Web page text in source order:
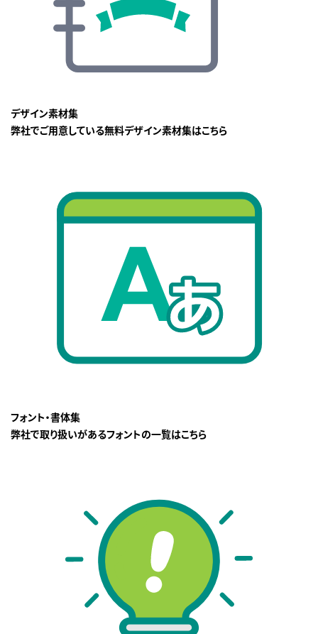
デザイン素材集
弊社でご用意している無料デザイン素材集はこちら
フォント・書体集
弊社で取り扱いがあるフォントの一覧はこちら